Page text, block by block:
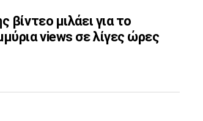
βίντεο μιλάει για το
views σε λίγες ώρες